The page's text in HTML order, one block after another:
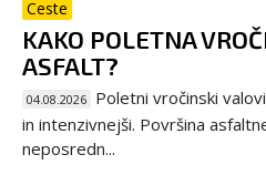
Ceste
KAKO POLETNA
ASFALT?
04.08.2026 Poletni vročinski
in intenzivnejši. Površina
neposredn...